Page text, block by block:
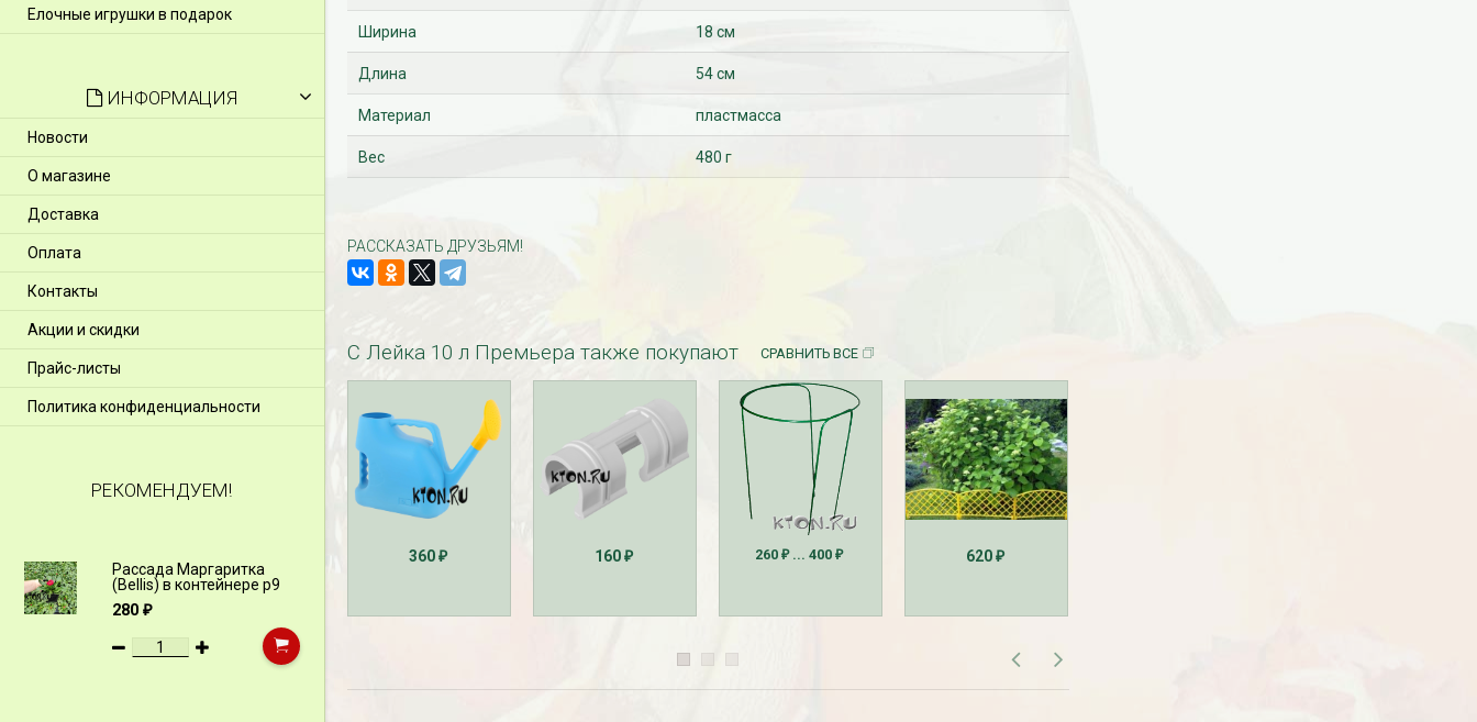
Елочные игрушки в подарок
ИНФОРМАЦИЯ
Новости
О магазине
Доставка
Оплата
Контакты
Акции и скидки
Прайс-листы
Политика конфиденциальности
РЕКОМЕНДУЕМ!
Рассада Маргаритка
(Bellis) в контейнере p9
280₽
p9
Ширина 18 см
Длина 54 см
Материал пластмасса
Вес 480 г
РАССКАЗАТЬ ДРУЗЬЯМ!
С Лейка 10 л Премьера также покупают СРАВНИТЬ ВСЕ
360 ₽ 160 ₽ 260₽... 400₽ 620 ₽